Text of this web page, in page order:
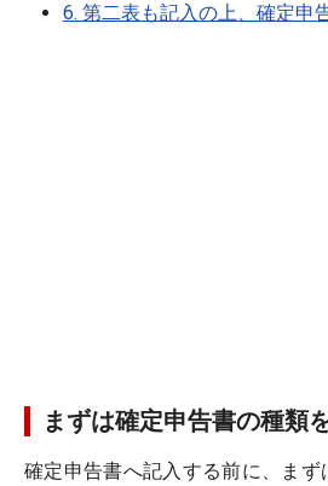
6. 第二表も記入の上、確定申
まずは確定申告書の種類
確定申告書へ記入する前に、ま